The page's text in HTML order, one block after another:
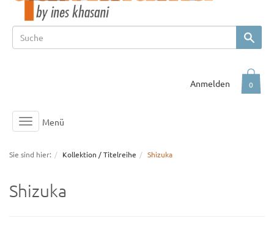
0
Anmelden
Toggle
navigation
Menü
Sie sind hier: Kollektion / Titelreihe Shizuka
Shizuka